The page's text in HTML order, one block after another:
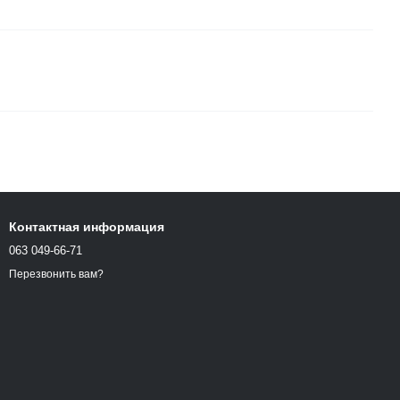
Контактная информация
063 049-66-71
Перезвонить вам?